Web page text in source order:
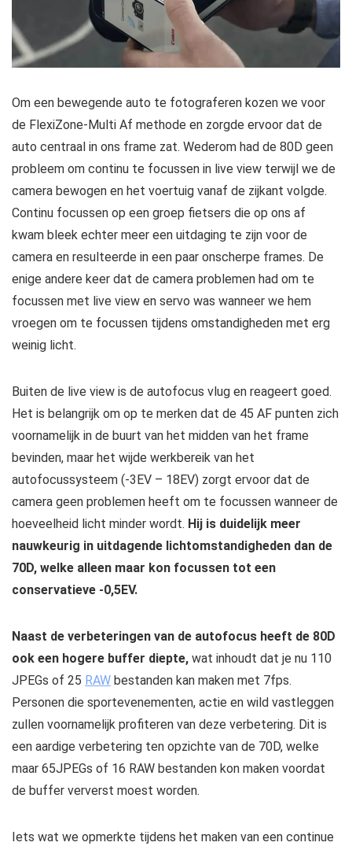
Om een bewegende auto te fotograferen kozen we voor
de FlexiZone-Multi Af methode en zorgde ervoor dat de
auto centraal in ons frame zat. Wederom had de 80D geen
probleem om continu te focussen in live view terwijl we de
camera bewogen en het voertuig vanaf de zijkant volgde.
Continu focussen op een groep fietsers die op ons af
kwam bleek echter meer een uitdaging te zijn voor de
camera en resulteerde in een paar onscherpe frames. De
enige andere keer dat de camera problemen had om te
focussen met live view en servo was wanneer we hem
vroegen om te focussen tijdens omstandigheden met erg
weinig licht.
Buiten de live view is de autofocus vlug en reageert goed.
Het is belangrijk om op te merken dat de 45 AF punten zich
voornamelijk in de buurt van het midden van het frame
bevinden, maar het wijde werkbereik van het
autofocussysteem (-3EV – 18EV) zorgt ervoor dat de
camera geen problemen heeft om te focussen wanneer de
hoeveelheid licht minder wordt. Hij is duidelijk meer
nauwkeurig in uitdagende lichtomstandigheden dan de
70D, welke alleen maar kon focussen tot een
conservatieve -0,5EV.
Naast de verbeteringen van de autofocus heeft de 80D
ook een hogere buffer diepte, wat inhoudt dat je nu 110
JPEGs of 25 RAW bestanden kan maken met 7fps.
Personen die sportevenementen, actie en wild vastleggen
zullen voornamelijk profiteren van deze verbetering. Dit is
een aardige verbetering ten opzichte van de 70D, welke
maar 65JPEGs of 16 RAW bestanden kon maken voordat
de buffer ververst moest worden.
Iets wat we opmerkte tijdens het maken van een continue